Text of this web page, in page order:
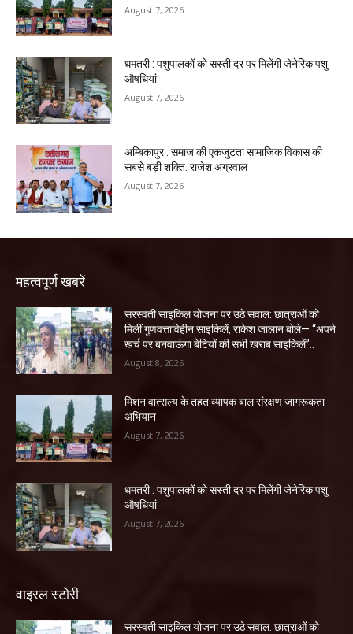
August 7, 2026
धमतरी : पशुपालकों को सस्ती दर पर मिलेंगी जेनेरिक पशु
औषधियां
August 7, 2026
अम्बिकापुर : समाज की एकजुटता सामाजिक विकास की
सबसे बड़ी शक्ति: राजेश अग्रवाल
August 7, 2026
महत्वपूर्ण खबरें
सरस्वती साइकिल योजना पर उठे सवाल: छात्राओं को
मिलीं गुणवत्ताविहीन साइकिलें, राकेश जालान बोले— “अपने
खर्च पर बनवाऊंगा बेटियों की सभी खराब साइकिलें”..
August 8, 2026
मिशन वात्सल्य के तहत व्यापक बाल संरक्षण जागरूकता
अभियान
August 7, 2026
धमतरी : पशुपालकों को सस्ती दर पर मिलेंगी जेनेरिक पशु
औषधियां
August 7, 2026
वाइरल स्टोरी
सरस्वती साइकिल योजना पर उठे सवाल: छात्राओं को